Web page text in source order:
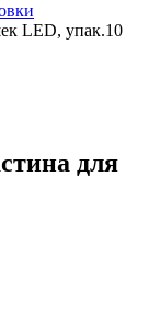
LED, упак.10
для